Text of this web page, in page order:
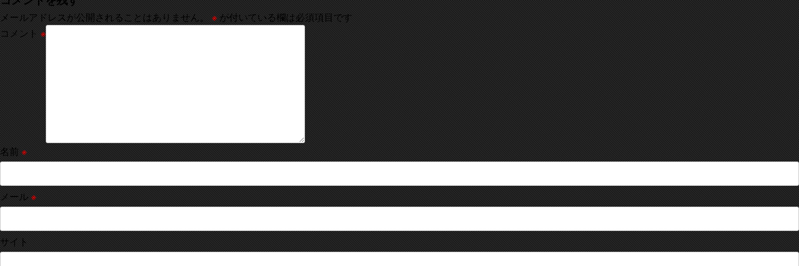
メールアドレスが公開されることはありません。※が付いている欄は必須項目です
コメント※
名前※
メール※
サイト